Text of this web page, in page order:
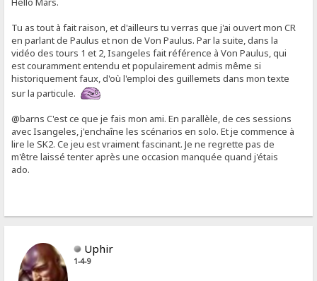
Tu as tout à fait raison, et d'ailleurs tu verras que j'ai ouvert mon CR
en parlant de Paulus et non de Von Paulus. Par la suite, dans la
vidéo des tours 1 et 2, Isangeles fait référence à Von Paulus, qui
est couramment entendu et populairement admis même si
historiquement faux, d'où l'emploi des guillemets dans mon texte
sur la particule.
@barns C'est ce que je fais mon ami. En parallèle, de ces sessions
avec Isangeles, j'enchaîne les scénarios en solo. Et je commence à
lire le SK2. Ce jeu est vraiment fascinant. Je ne regrette pas de
m'être laissé tenter après une occasion manquée quand j'étais
ado.
Uphir
1-4-9